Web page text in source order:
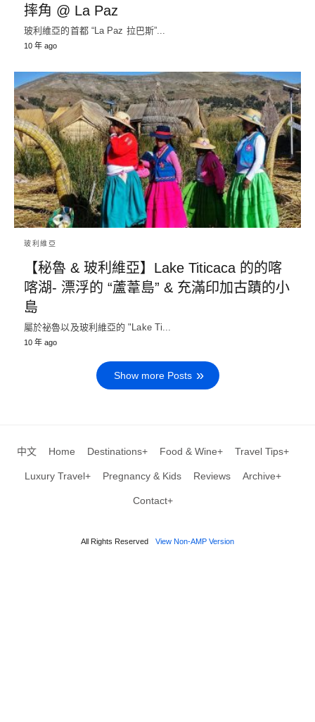
摔角 @ La Paz
玻利維亞的首都 “La Paz 拉巴斯”...
10 年 ago
玻利維亞
【秘魯 & 玻利維亞】Lake Titicaca 的的喀
喀湖- 漂浮的 “蘆葦島” & 充滿印加古蹟的小
島
屬於祕魯以及玻利維亞的 "Lake Ti...
10 年 ago
Show more Posts
中文 Home Destinations+ Food & Wine+ Travel Tips+
Luxury Travel+ Pregnancy & Kids Reviews Archive+
Contact+
All Rights Reserved View Non-AMP Version